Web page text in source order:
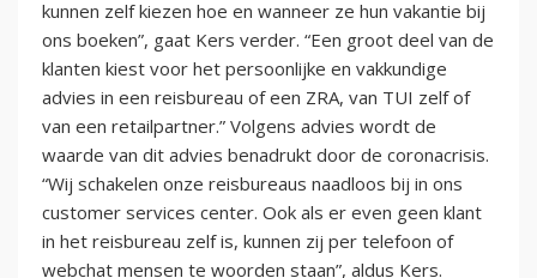
kunnen zelf kiezen hoe en wanneer ze hun vakantie bij
ons boeken”, gaat Kers verder. “Een groot deel van de
klanten kiest voor het persoonlijke en vakkundige
advies in een reisbureau of een ZRA, van TUI zelf of
van een retailpartner.” Volgens advies wordt de
waarde van dit advies benadrukt door de coronacrisis.
“Wij schakelen onze reisbureaus naadloos bij in ons
customer services center. Ook als er even geen klant
in het reisbureau zelf is, kunnen zij per telefoon of
webchat mensen te woorden staan”, aldus Kers.